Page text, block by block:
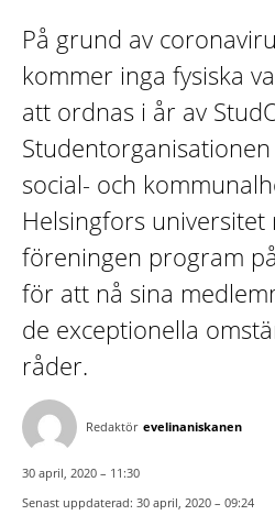
På grund av
kommer inga fysiska
att ordnas i år av
Studentorganisationen
social- och
Helsingfors
föreningen program
för att nå sina
de exceptionella
råder.
Redaktör evelinaniskanen
30 april, 2020 – 11:30
Senast uppdaterad: 30 april, 2020 – 09:24